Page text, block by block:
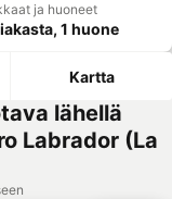
ja huoneet
1 huone
Kartta
lähellä
Labrador (La